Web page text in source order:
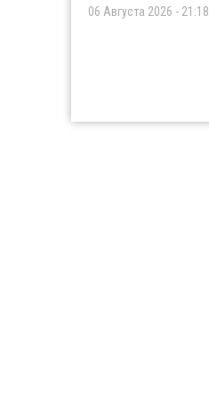
06 Августа 2026 - 21:18